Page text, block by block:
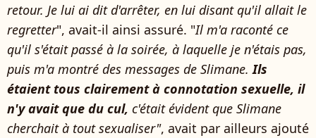
retour. Je lui ai dit d'arrêter, en lui disant qu'il allait le
regretter", avait-il ainsi assuré. "Il m'a raconté ce
qu'il s'était passé à la soirée, à laquelle je n'étais pas,
puis m'a montré des messages de Slimane.Ils
étaient tous clairement à connotation sexuelle, il
n'y avait que du cul, c'était évident que Slimane
cherchait à tout sexualiser", avait par ailleurs ajouté